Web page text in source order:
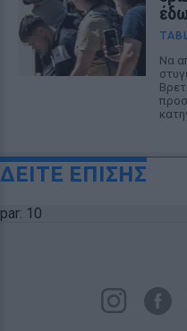
Να
ΔΕΙΤΕ ΕΠΙΣΗΣ
par: 10